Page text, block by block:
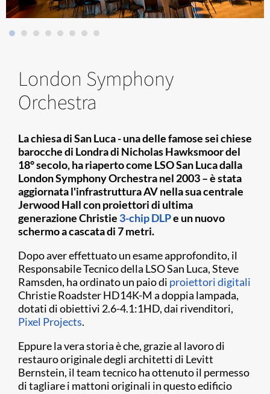
London Symphony
Orchestra
La chiesa di San Luca - una delle famose sei chiese
barocche di Londra di Nicholas Hawksmoor del
18° secolo, ha riaperto come LSO San Luca dalla
London Symphony Orchestra nel 2003 – è stata
aggiornata l'infrastruttura AV nella sua centrale
Jerwood Hall con proiettori di ultima
generazione Christie 3-chip DLPe un nuovo
schermo a cascata di 7 metri.
Dopo aver effettuato un esame approfondito, il
Responsabile Tecnico della LSO San Luca, Steve
Ramsden, ha ordinato un paio di proiettori digitali
Christie Roadster HD14K-M a doppia lampada,
dotati di obiettivi 2.6-4.1:1HD, dai rivenditori,
Pixel Projects.
Eppure la vera storia è che, grazie al lavoro di
restauro originale degli architetti di Levitt
Bernstein, il team tecnico ha ottenuto il permesso
di tagliare i mattoni originali in questo edificio